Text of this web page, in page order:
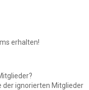
erhalten!
der ignorierten Mitglieder